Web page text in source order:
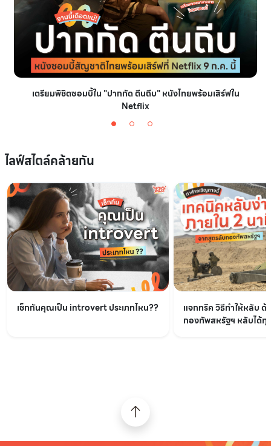
เตรียมพิชิตซอมบี้ใน "ปากกัด ตีนถีบ" หนังไทยพร้อมเสิร์ฟใน
Netflix
ไลฟ์สไตล์คล้ายกัน
เช็กกันคุณเป็น introvert ประเภทไหน??
แจกทริค วิธีทำให้หลับ
กองทัพสหรัฐฯ หลับได้ทุ